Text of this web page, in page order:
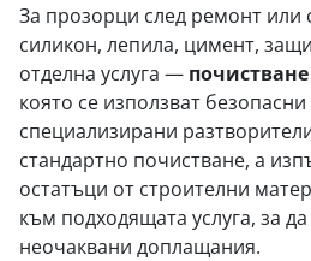
За прозорци след ремонт или
силикон, лепила, цимент,
отделна услуга —
която се използват
специализирани
стандартно почистване, а
остатъци от строителни
към подходящата услуга, за
неочаквани доплащания.